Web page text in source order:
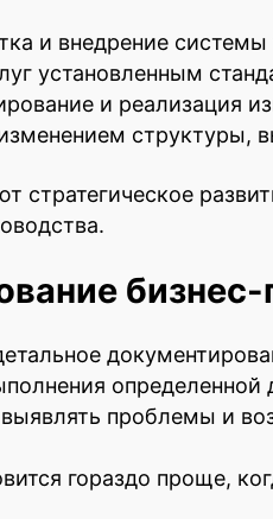
и внедрение
установленным
и реализация
структуры,
стратегическое
определенной
проблемы и
гораздо проще,